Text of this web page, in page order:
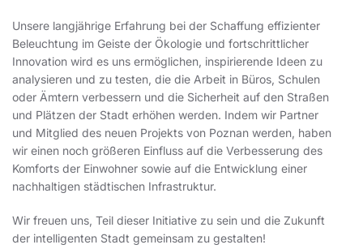
Unsere langjährige Erfahrung bei der Schaffung effizienter
Beleuchtung im Geiste der Ökologie und fortschrittlicher
Innovation wird es uns ermöglichen, inspirierende Ideen zu
analysieren und zu testen, die die Arbeit in Büros, Schulen
oder Ämtern verbessern und die Sicherheit auf den Straßen
und Plätzen der Stadt erhöhen werden. Indem wir Partner
und Mitglied des neuen Projekts von Poznan werden, haben
wir einen noch größeren Einfluss auf die Verbesserung des
Komforts der Einwohner sowie auf die Entwicklung einer
nachhaltigen städtischen Infrastruktur.
Wir freuen uns, Teil dieser Initiative zu sein und die Zukunft
der intelligenten Stadt gemeinsam zu gestalten!